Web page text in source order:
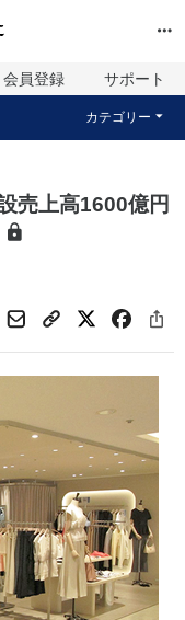
会員登録 サポート
カテゴリー
売上高1600億円